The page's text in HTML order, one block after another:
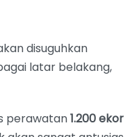
disuguhkan
latar belakang,
perawatan1.200 ekor